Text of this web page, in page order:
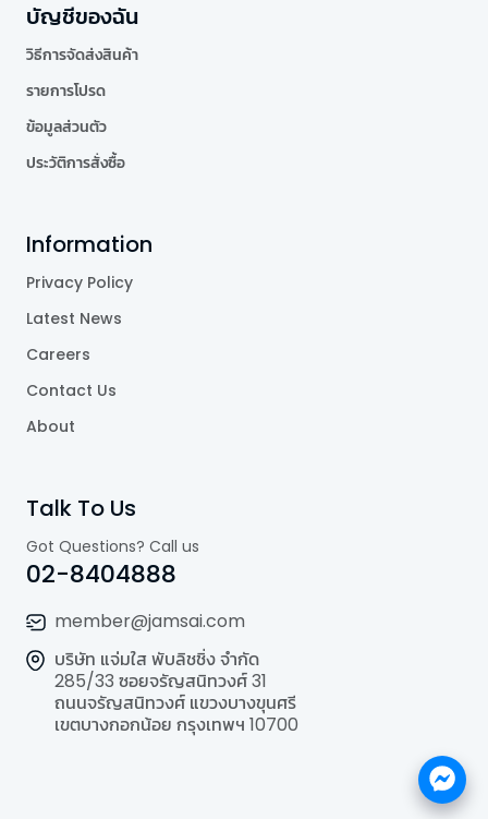
บัญชีของฉัน
วิธีการจัดส่งสินค้า
รายการโปรด
ข้อมูลส่วนตัว
ประวัติการสั่งซื้อ
Information
Privacy Policy
Latest News
Careers
Contact Us
About
Talk To Us
Got Questions? Call us
02-8404888
member@jamsai.com
บริษัท แจ่มใส พับลิชชิ่ง จำกัด
285/33 ซอยจรัญสนิทวงศ์ 31
ถนนจรัญสนิทวงศ์ แขวงบางขุนศรี
เขตบางกอกน้อย กรุงเทพฯ 10700